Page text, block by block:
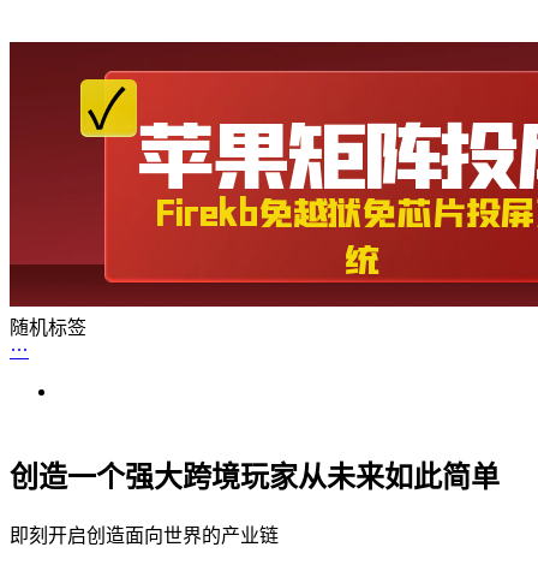
随机标签
创造一个强大跨境玩家从未来如此简单
即刻开启创造面向世界的产业链